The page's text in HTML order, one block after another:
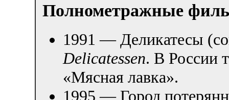
Полнометражные
1991 — Деликатесы
Delicatessen. В России
«Мясная лавка».
1995 — Город